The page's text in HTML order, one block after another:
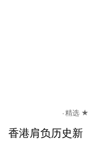
精选 ★
香港肩负历史新